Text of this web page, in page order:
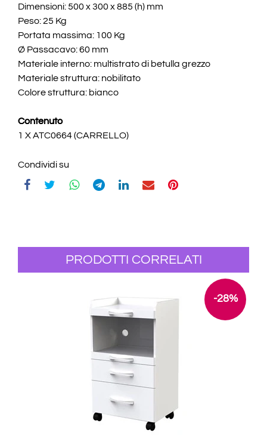
Dimensioni: 500 x 300 x 885 (h) mm
Peso: 25 Kg
Portata massima: 100 Kg
Ø Passacavo: 60 mm
Materiale interno: multistrato di betulla grezzo
Materiale struttura: nobilitato
Colore struttura: bianco
Contenuto
1 X ATC0664 (CARRELLO)
Condividi su
PRODOTTI CORRELATI
-28%